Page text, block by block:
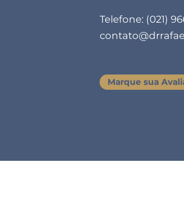
Telefone: (021)
Marque sua